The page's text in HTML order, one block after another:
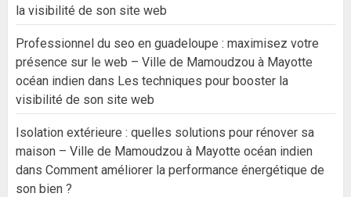
la visibilité de son site web
Professionnel du seo en guadeloupe : maximisez votre
présence sur le web – Ville de Mamoudzou à Mayotte
océan indien dans Les techniques pour booster la
visibilité de son site web
Isolation extérieure : quelles solutions pour rénover sa
maison – Ville de Mamoudzou à Mayotte océan indien
dans Comment améliorer la performance énergétique de
son bien ?